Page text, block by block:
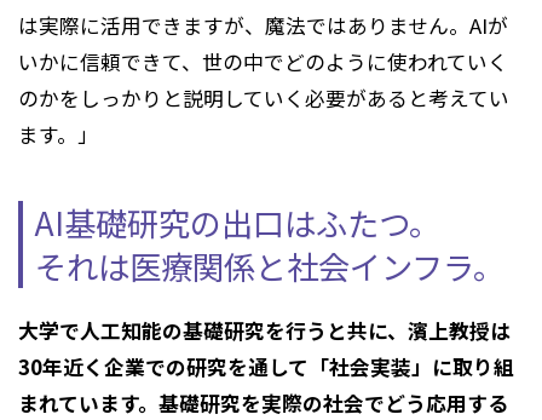
は実際に活用できますが、魔法ではありません。AIが
いかに信頼できて、世の中でどのように使われていく
のかをしっかりと説明していく必要があると考えてい
ます。」
AI基礎研究の出口はふたつ。
それは医療関係と社会インフラ。
大学で人工知能の基礎研究を行うと共に、濱上教授は
30年近く企業での研究を通して「社会実装」に取り組
まれています。基礎研究を実際の社会でどう応用する